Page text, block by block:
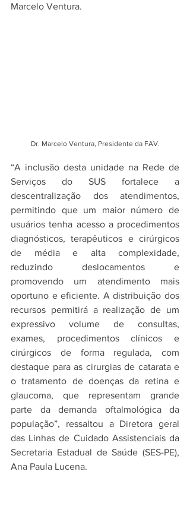
Marcelo Ventura.
Dr. Marcelo Ventura, Presidente da FAV.
“A inclusão desta unidade na Rede de
Serviços do SUS fortalece a
descentralização dos atendimentos,
permitindo que um maior número de
usuários tenha acesso a procedimentos
diagnósticos, terapêuticos e cirúrgicos
de média e alta complexidade,
reduzindo deslocamentos e
promovendo um atendimento mais
oportuno e eficiente. A distribuição dos
recursos permitirá a realização de um
expressivo volume de consultas,
exames, procedimentos clínicos e
cirúrgicos de forma regulada, com
destaque para as cirurgias de catarata e
o tratamento de doenças da retina e
glaucoma, que representam grande
parte da demanda oftalmológica da
população”, ressaltou a Diretora geral
das Linhas de Cuidado Assistenciais da
Secretaria Estadual de Saúde (SES-PE),
Ana Paula Lucena.